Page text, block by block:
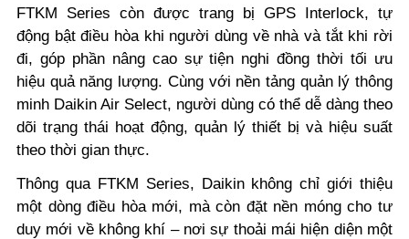
FTKM Series còn được trang bị GPS Interlock, tự
động bật điều hòa khi người dùng về nhà và tắt khi rời
đi, góp phần nâng cao sự tiện nghi đồng thời tối ưu
hiệu quả năng lượng. Cùng với nền tảng quản lý thông
minh Daikin Air Select, người dùng có thể dễ dàng theo
dõi trạng thái hoạt động, quản lý thiết bị và hiệu suất
theo thời gian thực.
Thông qua FTKM Series, Daikin không chỉ giới thiệu
một dòng điều hòa mới, mà còn đặt nền móng cho tư
duy mới về không khí – nơi sự thoải mái hiện diện một